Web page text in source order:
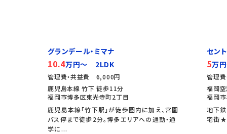
グランデール・ミマナ
10.4万円～ 2LDK
管理費・共益費 6,000円
鹿児島本線 竹下 徒歩11分
福岡市博多区東光寺町2丁目
鹿児島本線「竹下駅」が徒歩圏内に加え、宮園
バス停まで徒歩2分。博多エリアへの通勤・通
学に...
セン
5万
管理
福岡
福岡
地下
宅街★